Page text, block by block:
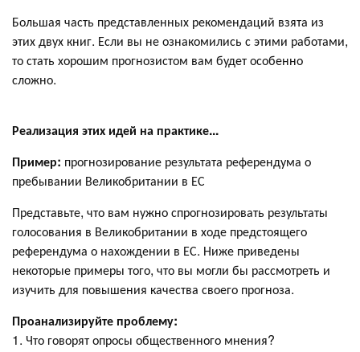
Большая часть представленных рекомендаций взята из
этих двух книг. Если вы не ознакомились с этими работами,
то стать хорошим прогнозистом вам будет особенно
сложно.
Реализация этих идей на практике...
Пример: прогнозирование результата референдума о
пребывании Великобритании в ЕС
Представьте, что вам нужно спрогнозировать результаты
голосования в Великобритании в ходе предстоящего
референдума о нахождении в ЕС. Ниже приведены
некоторые примеры того, что вы могли бы рассмотреть и
изучить для повышения качества своего прогноза.
Проанализируйте проблему:
1. Что говорят опросы общественного мнения?